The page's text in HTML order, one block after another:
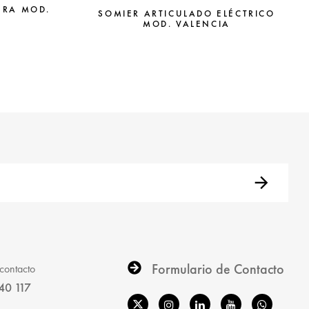
MOD.
SOMIER ARTICULADO ELÉCTRICO
MOD. VALENCIA
117
Formulario de Contacto